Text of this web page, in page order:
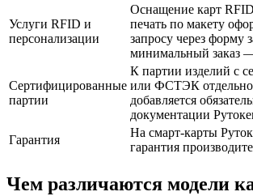
Услуги RFID и
персонализации
Оснащение карт
печать по макету
запросу через форму
минимальный заказ
Сертифицированные
партии
К партии изделий с
или ФСТЭК
добавляется
документации
Гарантия
На смарт-карты
гарантия
Чем различаются модели